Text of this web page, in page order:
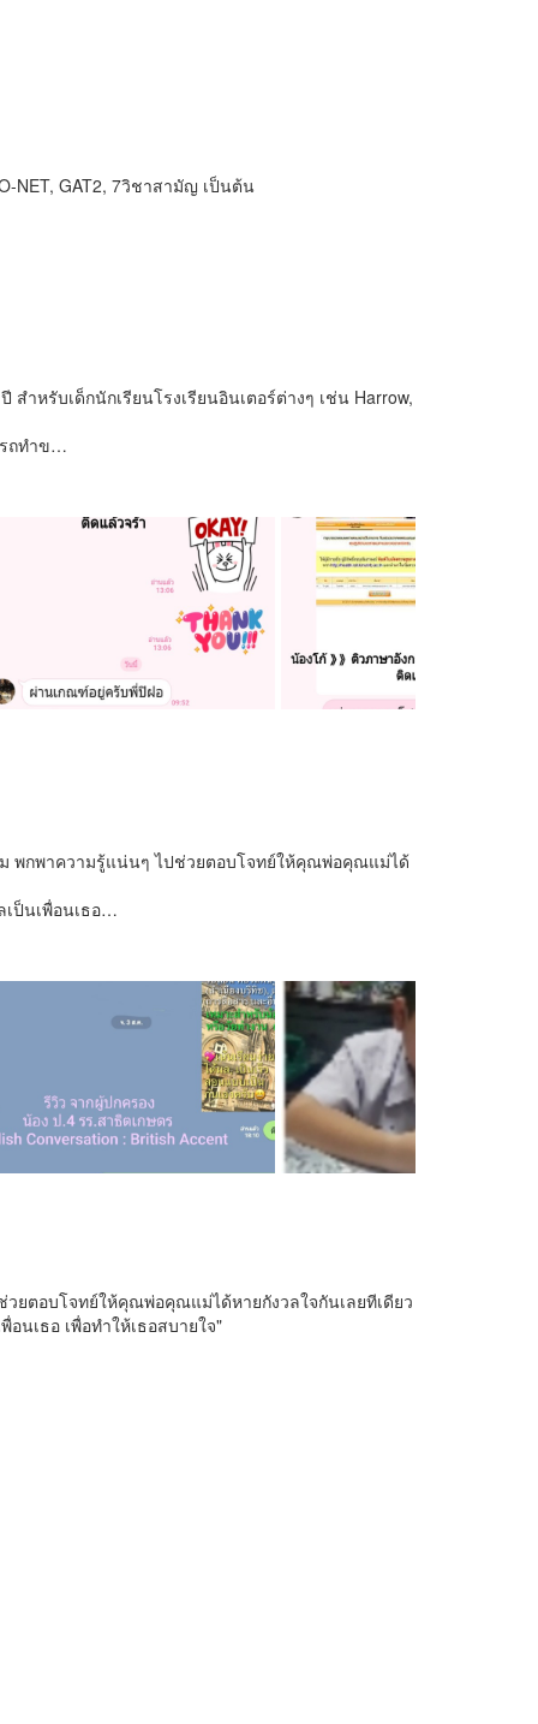
NET, GAT2, 7วิชาสามัญ เป็นต้น
ำหรับเด็กนักเรียนโรงเรียนอินเตอร์ต่างๆ เช่น Harrow,
ถทำข…
พกพาความรู้แน่นๆ ไปช่วยตอบโจทย์ให้คุณพ่อคุณแม่ได้
ป็นเพื่อนเธอ…
ยตอบโจทย์ให้คุณพ่อคุณแม่ได้หายกังวลใจกันเลยทีเดียว
นเธอ เพื่อทำให้เธอสบายใจ"